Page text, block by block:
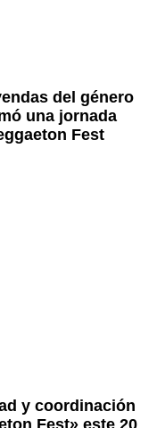
del género
una jornada
Fest
y coordinación
Fest» este 20